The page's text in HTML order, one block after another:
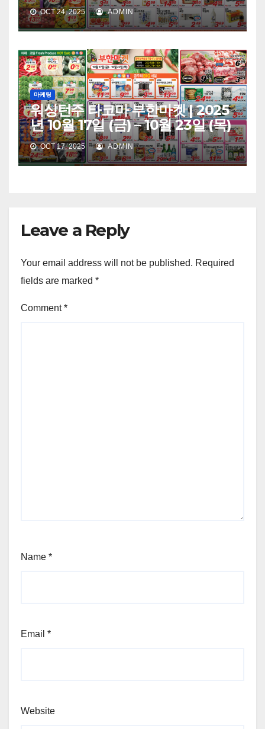
OCT 24, 2025 ADMIN
마케팅
워싱턴주 타코마 부한마켓 | 2025
년 10월 17일 (금) – 10월 23일 (목)
OCT 17, 2025 ADMIN
Leave a Reply
Your email address will not be published. Required
fields are marked *
Comment*
Name *
Email *
Website